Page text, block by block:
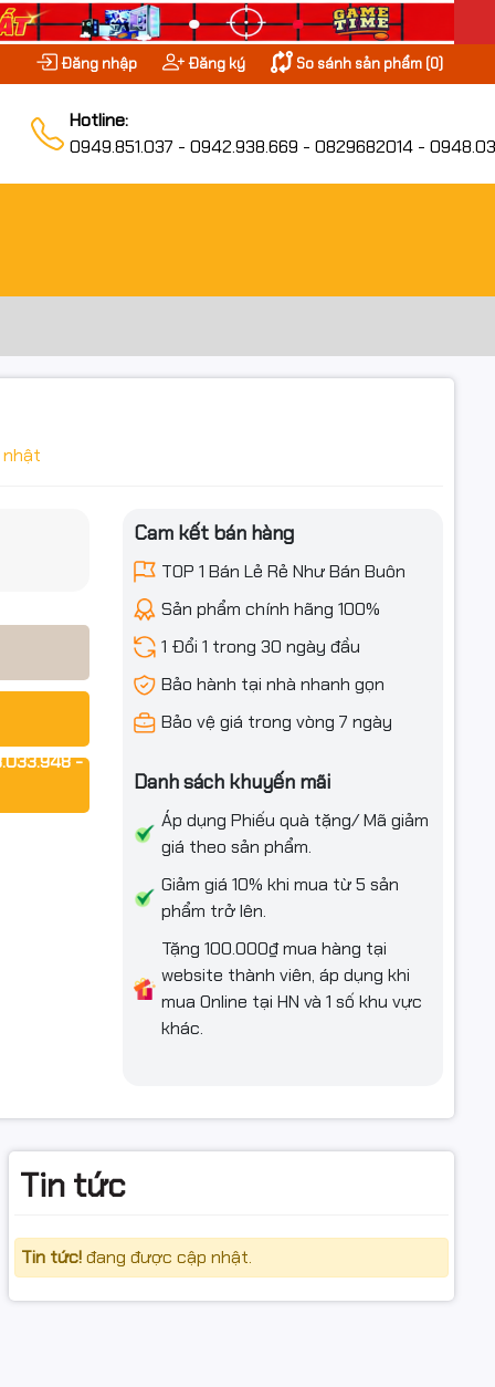
Đăng nhập Đăng ký So sánh sản phẩm (0)
Hotline:
0949.851.037 - 0942.938.669 - 0829682014 -
-
Cam kết bán hàng
TOP 1 Bán Lẻ Rẻ Như Bán Buôn
Sản phẩm chính hãng 100%
1 Đổi 1 trong 30 ngày đầu
Bảo hành tại nhà nhanh gọn
Bảo vệ giá trong vòng 7 ngày
Danh sách khuyến mãi
Áp dụng Phiếu quà tặng/ Mã giảm
giá theo sản phẩm.
Giảm giá 10% khi mua từ 5 sản
phẩm trở lên.
Tặng 100.000₫ mua hàng tại
website thành viên, áp dụng khi
mua Online tại HN và 1 số khu vực
khác.
Tin tức
Tin tức!đang được cập nhật.
ưu đãi